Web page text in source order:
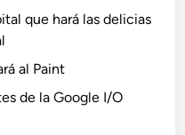
que hará las delicias
al Paint
de la Google I/O